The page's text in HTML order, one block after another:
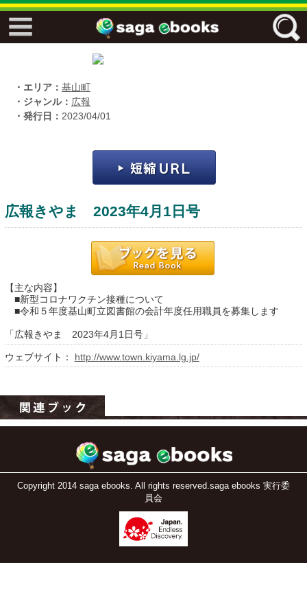
エリア
キーワード
佐賀ワード
・エリア： 基山町
・ジャンル： 広報
・発行日： 2023/04/01
広報きやま 2023年4月1日号
【主な内容】
■新型コロナワクチン接種について
■令和５年度基山町立図書館の会計年度任用職員を募集します
「広報きやま 2023年4月1日号」
ウェブサイト： http://www.town.kiyama.lg.jp/
Copyright 2014 saga ebooks. All rights reserved.saga ebooks 実行委
員会
↓↓ ebooks専用本棚 ↓↓
運営：福博印刷
saga ebooksとは